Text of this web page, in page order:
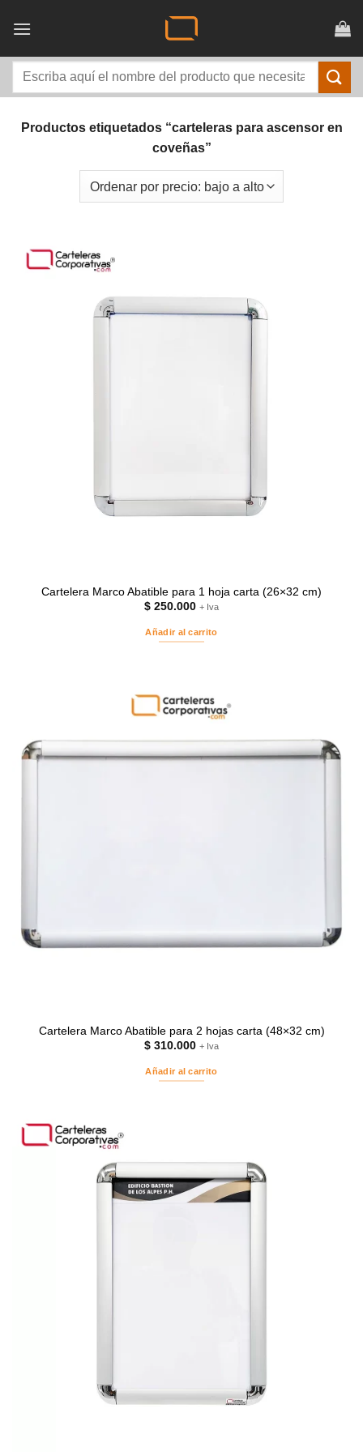
Buscar
Productos etiquetados “carteleras para ascensor en
coveñas”
Cartelera Marco Abatible para 1 hoja carta (26×32 cm)
$ 250.000 + Iva
Añadir al carrito
Cartelera Marco Abatible para 2 hojas carta (48×32 cm)
$ 310.000 + Iva
Añadir al carrito